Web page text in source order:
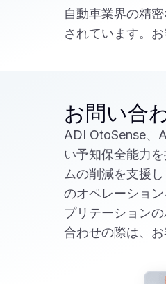
自動車業界の精
されています。
お問い合
ADI OtoSense、
い予知保全能力
ムの削減を支援
のオペレーショ
プリテーション
合わせの際は、